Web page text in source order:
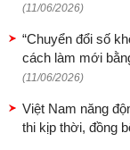
(11/06/2026)
“Chuyển đổi số
cách làm mới
(11/06/2026)
Việt Nam năng
thi kịp thời, đồng